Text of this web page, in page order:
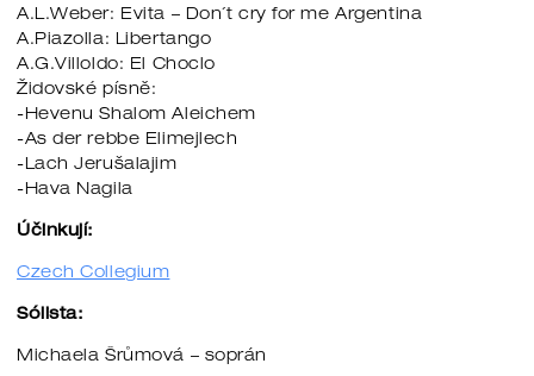
A.L.Weber: Evita – Don´t cry for me Argentina
A.Piazolla: Libertango
A.G.Villoldo: El Choclo
Židovské písně:
-Hevenu Shalom Aleichem
-As der rebbe Elimejlech
-Lach Jerušalajim
-Hava Nagila
Účinkují:
Czech Collegium
Sólista:
Michaela Šrůmová – soprán